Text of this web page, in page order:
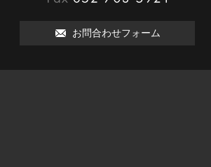
お問合わせフォーム